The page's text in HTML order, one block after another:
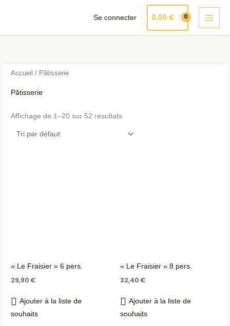
Se connecter 0,00 €
Accueil / Pâtisserie
Pâtisserie
Affichage de 1–20 sur 52 résultats
« Le Fraisier » 6 pers.
29,90 €
Ajouter à la liste de
souhaits
« Le Fraisier » 8 pers.
32,40 €
Ajouter à la liste de
souhaits
panier